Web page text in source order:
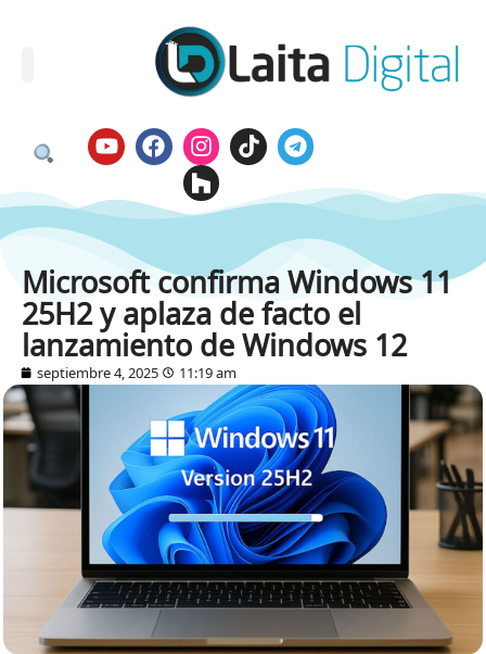
Microsoft confirma Windows 11
25H2 y aplaza de facto el
lanzamiento de Windows 12
septiembre 4, 2025 11:19 am